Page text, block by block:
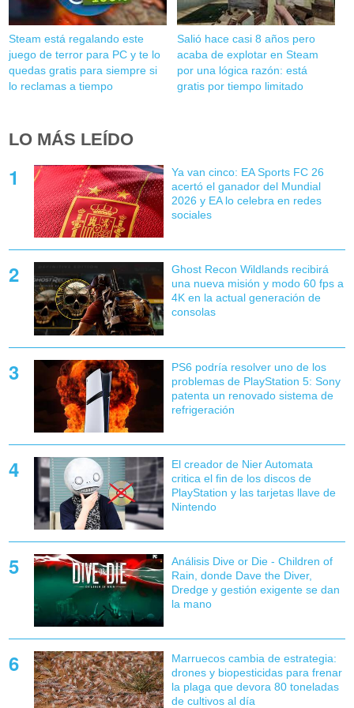
Steam está regalando este
juego de terror para PC y te lo
quedas gratis para siempre si
lo reclamas a tiempo
Salió hace casi 8 años pero
acaba de explotar en Steam
por una lógica razón: está
gratis por tiempo limitado
LO MÁS LEÍDO
Ya van cinco: EA Sports FC 26
acertó el ganador del Mundial
2026 y EA lo celebra en redes
sociales
Ghost Recon Wildlands recibirá
una nueva misión y modo 60 fps a
4K en la actual generación de
consolas
PS6 podría resolver uno de los
problemas de PlayStation 5: Sony
patenta un renovado sistema de
refrigeración
El creador de Nier Automata
critica el fin de los discos de
PlayStation y las tarjetas llave de
Nintendo
Análisis Dive or Die - Children of
Rain, donde Dave the Diver,
Dredge y gestión exigente se dan
la mano
Marruecos cambia de estrategia:
drones y biopesticidas para frenar
la plaga que devora 80 toneladas
de cultivos al día